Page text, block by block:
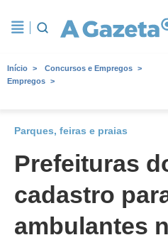
Início
Concursos e Empregos
Empregos
Parques, feiras e praias
Prefeituras
cadastro
ambulantes